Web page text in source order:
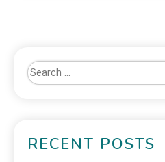
RECENT POSTS